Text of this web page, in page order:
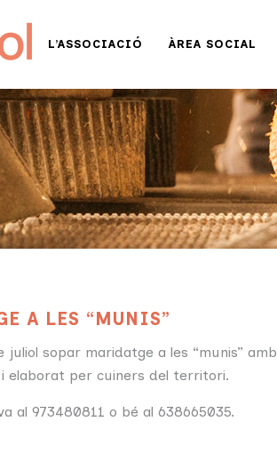
L’ASSOCIACIÓ ÀREA SOCIAL
A LES “MUNIS”
juliol sopar maridatge a les “munis” amb
elaborat per cuiners del territori.
al 973480811 o bé al 638665035.